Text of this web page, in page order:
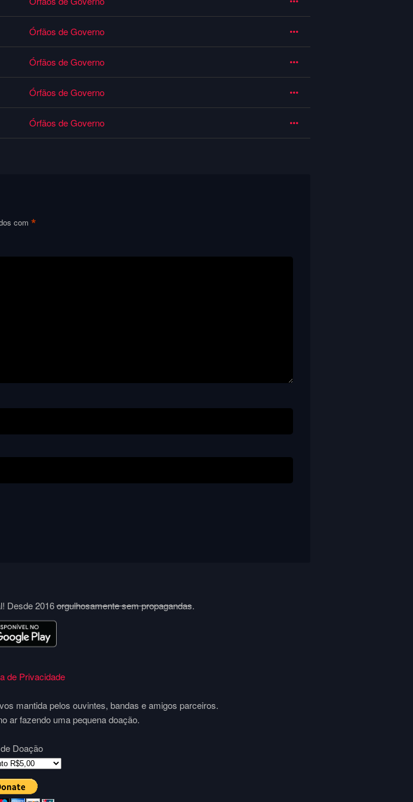
Órfãos de Governo
Órfãos de Governo
Órfãos de Governo
Órfãos de Governo
com*
Desde 2016orgulhosamente sem propagandas.
de Privacidade
mantida pelos ouvintes, bandas e amigos parceiros.
ar fazendo uma pequena doação.
Doação